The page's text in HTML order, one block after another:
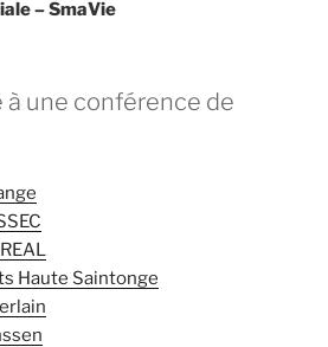
– SmaVie
une conférence de
Haute Saintonge